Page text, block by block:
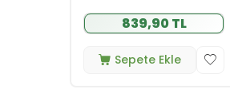
839,90 TL
Sepete Ekle